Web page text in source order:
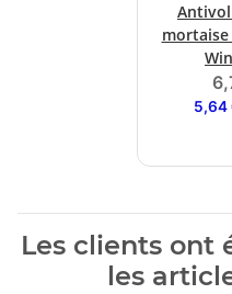
mortaise
5,64
Les clients ont
les